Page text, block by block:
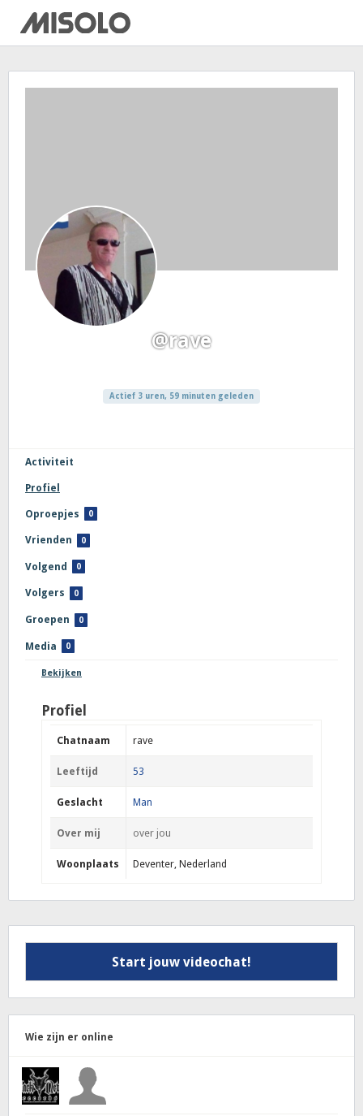
@rave
Actief 3 uren, 59 minuten geleden
Activiteit
Profiel
Oproepjes 0
Vrienden 0
Volgend 0
Volgers 0
Groepen 0
Media 0
Bekijken
Profiel
Chatnaam rave
Leeftijd 53
Geslacht Man
Over mij over jou
Woonplaats Deventer, Nederland
Start jouw videochat!
Wie zijn er online